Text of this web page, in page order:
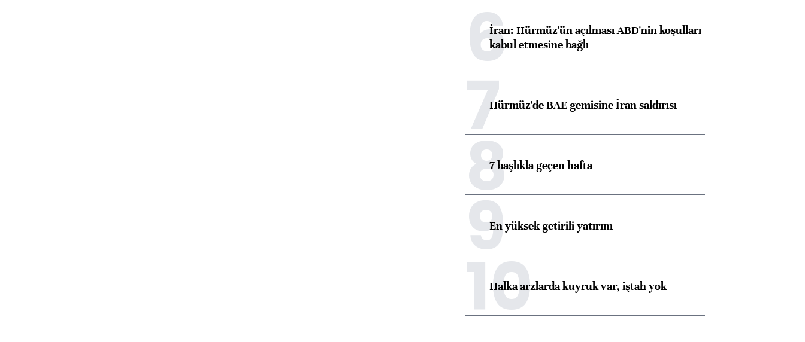
6İran: Hürmüz'ün açılması ABD'nin koşulları
kabul etmesine bağlı
7Hürmüz'de BAE gemisine İran saldırısı
87 başlıkla geçen hafta
9En yüksek getirili yatırım
10
Halka arzlarda kuyruk var, iştah yok